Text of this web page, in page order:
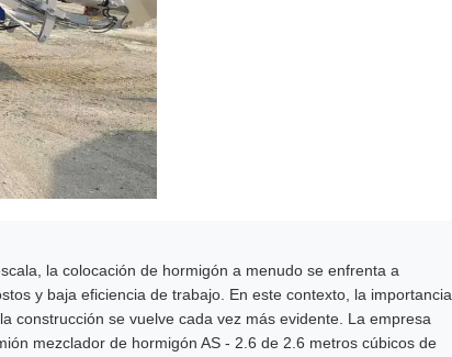
la colocación de hormigón a menudo se enfrenta a
y baja eficiencia de trabajo. En este contexto, la importancia
construcción se vuelve cada vez más evidente. La empresa
mezclador de hormigón AS - 2.6 de 2.6 metros cúbicos de